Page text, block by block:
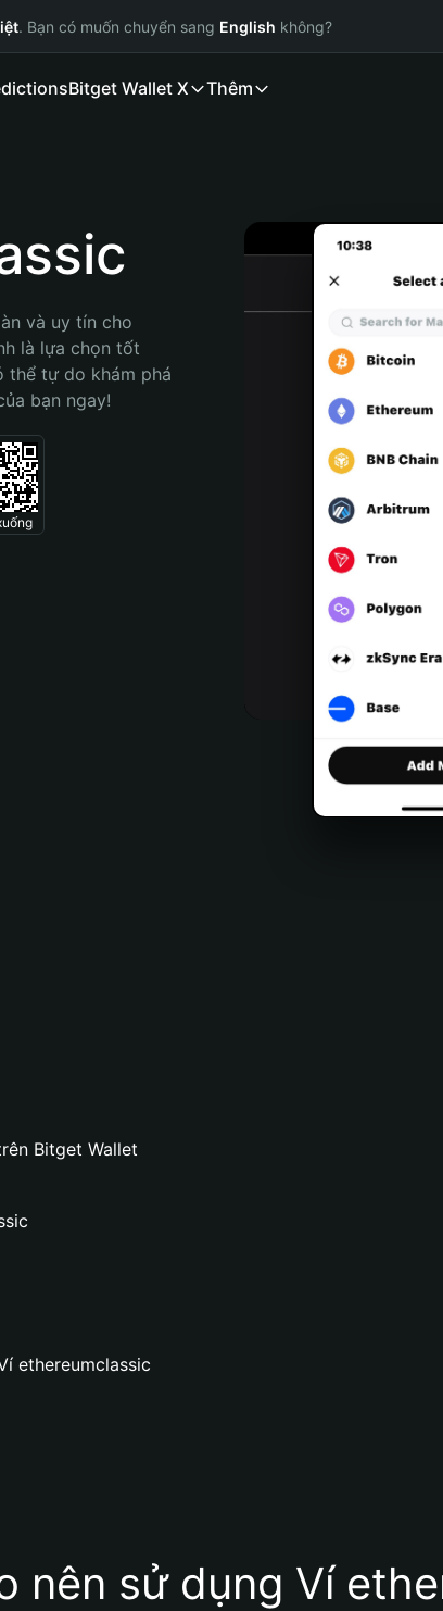
. Bạn có muốn chuyển sang English không?
Bitget Wallet X Thêm
và uy tín cho
là lựa chọn tốt
thể tự do khám phá
bạn ngay!
Bitget Wallet
ethereumclassic
nên sử dụng Ví